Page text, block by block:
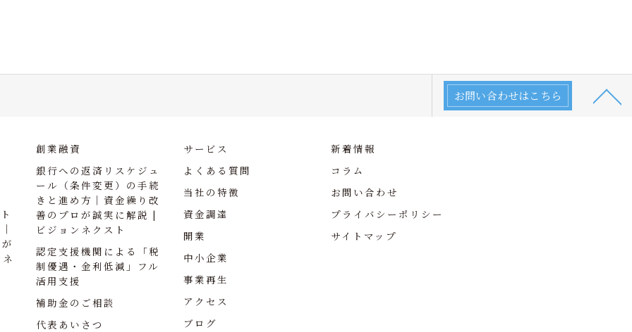
お問い合わせはこちら
創業融資
銀行への返済リスケジュ
ール（条件変更）の手続
きと進め方｜資金繰り改
善のプロが誠実に解説 |
ビジョンネクスト
認定支援機関による「税
制優遇・金利低減」フル
活用支援
補助金のご相談
代表あいさつ
サービス
よくある質問
当社の特徴
資金調達
開業
中小企業
事業再生
アクセス
ブログ
新着情報
コラム
お問い合わせ
プライバシーポリシー
サイトマップ